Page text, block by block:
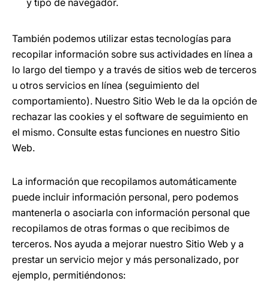
y tipo de navegador.
También podemos utilizar estas tecnologías para
recopilar información sobre sus actividades en línea a
lo largo del tiempo y a través de sitios web de terceros
u otros servicios en línea (seguimiento del
comportamiento). Nuestro Sitio Web le da la opción de
rechazar las cookies y el software de seguimiento en
el mismo. Consulte estas funciones en nuestro Sitio
Web.
La información que recopilamos automáticamente
puede incluir información personal, pero podemos
mantenerla o asociarla con información personal que
recopilamos de otras formas o que recibimos de
terceros. Nos ayuda a mejorar nuestro Sitio Web y a
prestar un servicio mejor y más personalizado, por
ejemplo, permitiéndonos: